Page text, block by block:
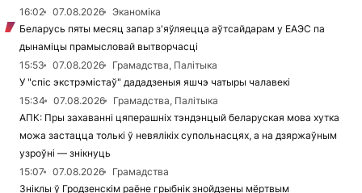
16:02
07.08.2026
Эканоміка
Беларусь пяты месяц запар з'яўляецца аўтсайдарам у ЕАЭС па
дынаміцы прамысловай вытворчасці
15:53
07.08.2026
Грамадства, Палітыка
У "спіс экстрэмістаў" дададзеныя яшчэ чатыры чалавекі
15:34
07.08.2026
Грамадства, Палітыка
АПК: Пры захаванні цяперашніх тэндэнцый беларуская мова хутка
можа застацца толькі ў невялікіх супольнасцях, а на дзяржаўным
узроўні — знікнуць
15:07
07.08.2026
Грамадства
Зніклы ў Гродзенскім раёне грыбнік знойдзены мёртвым